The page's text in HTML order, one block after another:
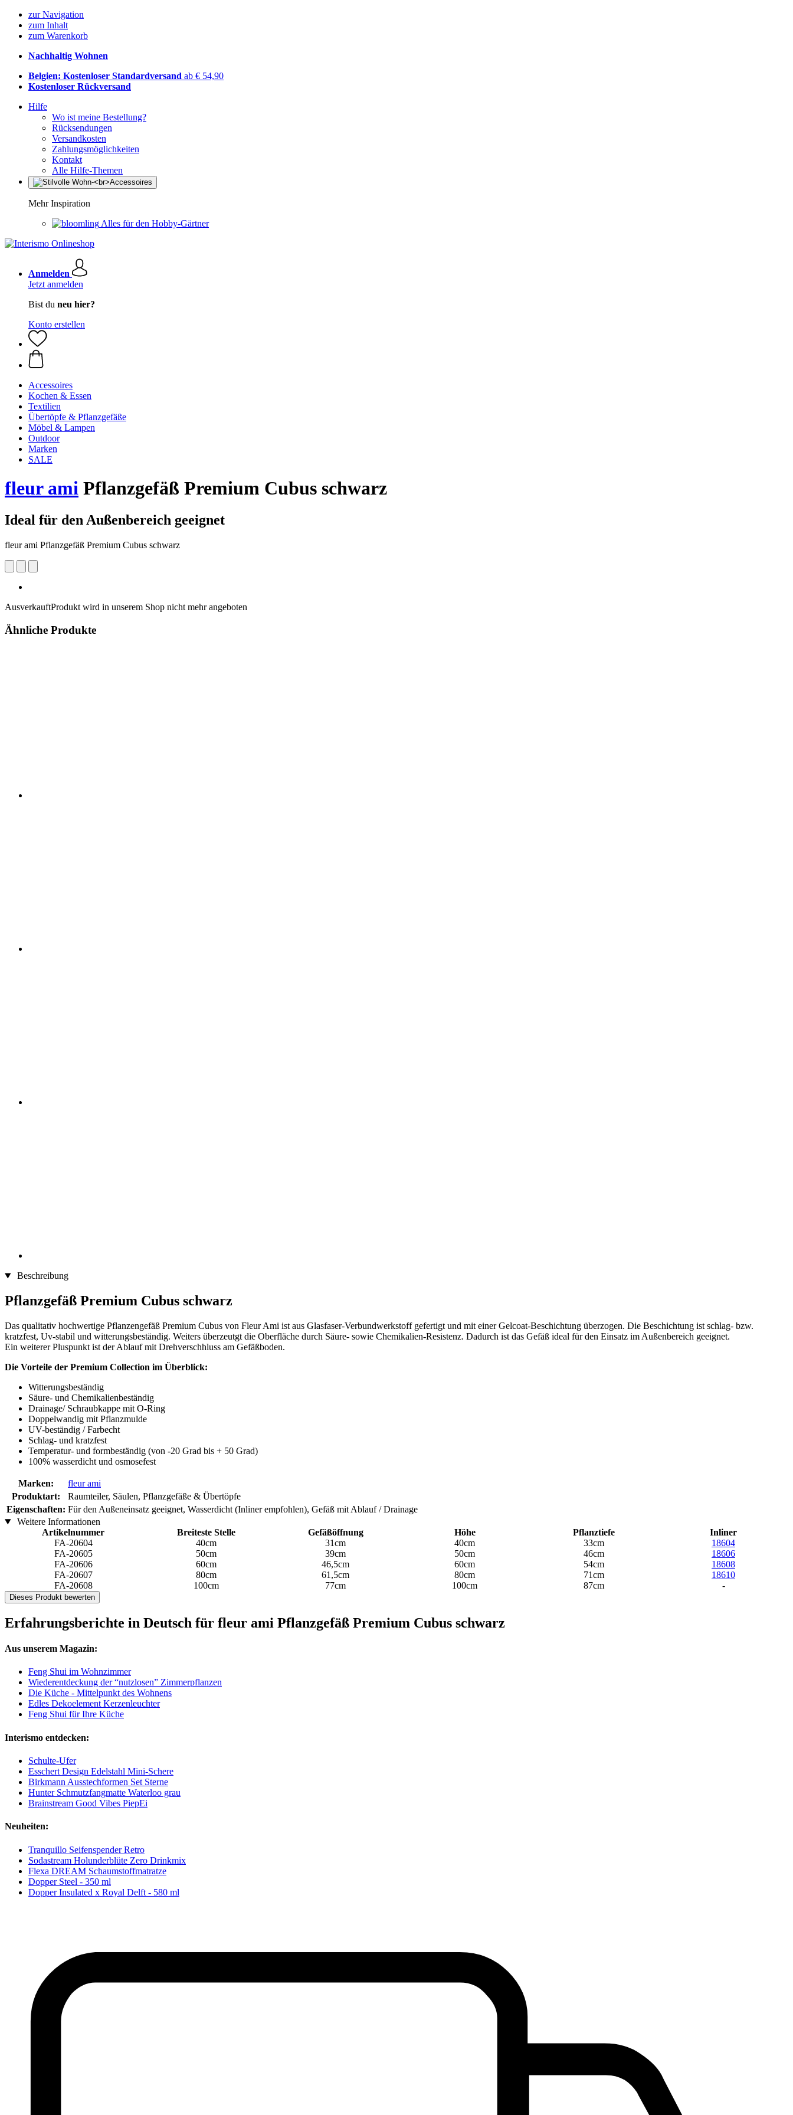
zur Navigation
zum Inhalt
zum Warenkorb
Nachhaltig Wohnen
Belgien: Kostenloser Standardversand ab € 54,90
Kostenloser Rückversand
Hilfe
Wo ist meine Bestellung?
Rücksendungen
Versandkosten
Zahlungsmöglichkeiten
Kontakt
Alle Hilfe-Themen
Mehr Inspiration
Alles für den Hobby-Gärtner
Anmelden
Jetzt anmelden
Bist du neu hier?
Konto erstellen
Accessoires
Kochen & Essen
Textilien
Übertöpfe & Pflanzgefäße
Möbel & Lampen
Outdoor
Marken
SALE
fleur ami Pflanzgefäß Premium Cubus schwarz
Ideal für den Außenbereich geeignet
fleur ami Pflanzgefäß Premium Cubus schwarz
AusverkauftProdukt wird in unserem Shop nicht mehr angeboten
Ähnliche Produkte
Beschreibung
Pflanzgefäß Premium Cubus schwarz
Das qualitativ hochwertige Pflanzengefäß Premium Cubus von Fleur Ami ist aus Glasfaser-Verbundwerkstoff gefertigt und mit einer Gelcoat-Beschichtung überzogen. Die Beschichtung ist schlag- bzw.
kratzfest, Uv-stabil und witterungsbeständig. Weiters überzeutgt die Oberfläche durch Säure- sowie Chemikalien-Resistenz. Dadurch ist das Gefäß ideal für den Einsatz im Außenbereich geeignet.
Ein weiterer Pluspunkt ist der Ablauf mit Drehverschhluss am Gefäßboden.
Die Vorteile der Premium Collection im Überblick:
Witterungsbeständig
Säure- und Chemikalienbeständig
Drainage/ Schraubkappe mit O-Ring
Doppelwandig mit Pflanzmulde
UV-beständig / Farbecht
Schlag- und kratzfest
Temperatur- und formbeständig (von -20 Grad bis + 50 Grad)
100% wasserdicht und osmosefest
Marken:
fleur ami
Produktart:
Raumteiler, Säulen, Pflanzgefäße & Übertöpfe
Eigenschaften: Für den Außeneinsatz geeignet, Wasserdicht (Inliner empfohlen), Gefäß mit Ablauf / Drainage
Weitere Informationen
Artikelnummer
Breiteste Stelle Gefäßöffnung Höhe Pflanztiefe
Inliner
FA-20604
40cm 31cm 40cm 33cm
18604
FA-20605
50cm 39cm 50cm 46cm
18606
FA-20606
60cm 46,5cm 60cm 54cm
18608
FA-20607
80cm 61,5cm 80cm 71cm
18610
FA-20608
100cm 77cm 100cm 87cm -
Dieses Produkt bewerten
Erfahrungsberichte in Deutsch für fleur ami Pflanzgefäß Premium Cubus schwarz
Aus unserem Magazin:
Feng Shui im Wohnzimmer
Wiederentdeckung der “nutzlosen” Zimmerpflanzen
Die Küche - Mittelpunkt des Wohnens
Edles Dekoelement Kerzenleuchter
Feng Shui für Ihre Küche
Interismo entdecken:
Schulte-Ufer
Esschert Design Edelstahl Mini-Schere
Birkmann Ausstechformen Set Sterne
Hunter Schmutzfangmatte Waterloo grau
Brainstream Good Vibes PiepEi
Neuheiten:
Tranquillo Seifenspender Retro
Sodastream Holunderblüte Zero Drinkmix
Flexa DREAM Schaumstoffmatratze
Dopper Steel - 350 ml
Dopper Insulated x Royal Delft - 580 ml